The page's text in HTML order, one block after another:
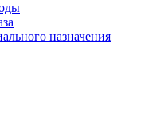
назначения